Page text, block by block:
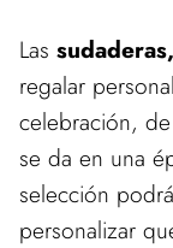
Las
regalar
celebración,
se da en una
selección
personalizar